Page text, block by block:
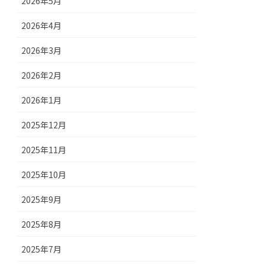
2026年4月
2026年3月
2026年2月
2026年1月
2025年12月
2025年11月
2025年10月
2025年9月
2025年8月
2025年7月